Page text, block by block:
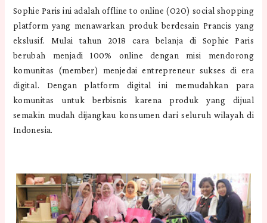
Sophie Paris ini adalah offline to online (O2O) social shopping
platform yang menawarkan produk berdesain Prancis yang
ekslusif. Mulai tahun 2018 cara belanja di Sophie Paris
berubah menjadi 100% online dengan misi mendorong
komunitas (member) menjedai entrepreneur sukses di era
digital. Dengan platform digital ini memudahkan para
komunitas untuk berbisnis karena produk yang dijual
semakin mudah dijangkau konsumen dari seluruh wilayah di
Indonesia.